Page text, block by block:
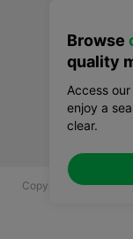
Copyright © 2025
Browse
quality
Access
enjoy a
clear.